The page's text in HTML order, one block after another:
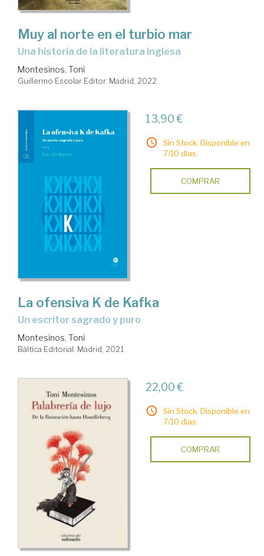
Muy al norte en el turbio mar
una historia de la literatura inglesa
Montesinos, Toni
Guillermo Escolar Editor. Madrid, 2022
13,90 €
Sin Stock. Disponible en
7/10 días.
COMPRAR
La ofensiva K de Kafka
un escritor sagrado y puro
Montesinos, Toni
Báltica Editorial. Madrid, 2021
22,00 €
Sin Stock. Disponible en
7/10 días.
COMPRAR